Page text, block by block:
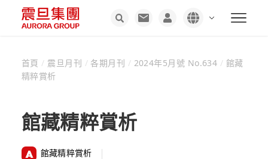
首頁 / 震旦月刊 /各期月刊 / 2024年5月號 No.634 / 館藏
精粹賞析
館藏精粹賞析
館藏精粹賞析